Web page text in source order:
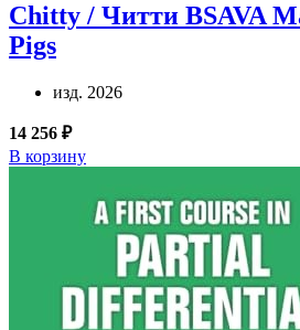
Chitty / Читти BSAVA
Pigs
изд. 2026
14 256 ₽
В корзину